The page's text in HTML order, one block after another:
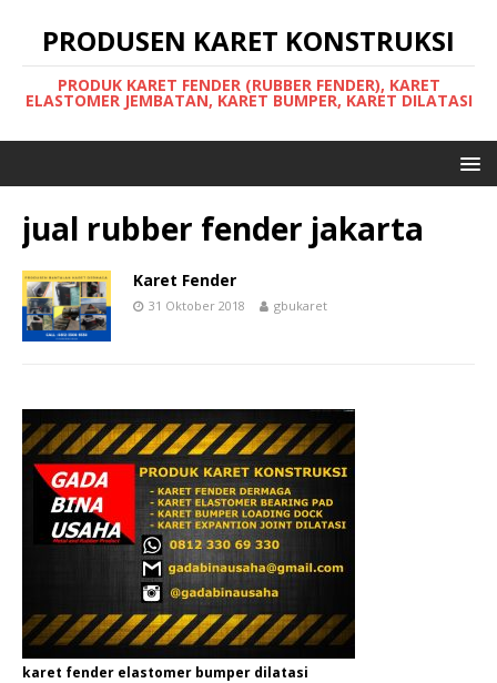
PRODUSEN KARET KONSTRUKSI
PRODUK KARET FENDER (RUBBER FENDER), KARET
ELASTOMER JEMBATAN, KARET BUMPER, KARET DILATASI
jual rubber fender jakarta
Karet Fender
31 Oktober 2018 gbukaret
karet fender elastomer bumper dilatasi